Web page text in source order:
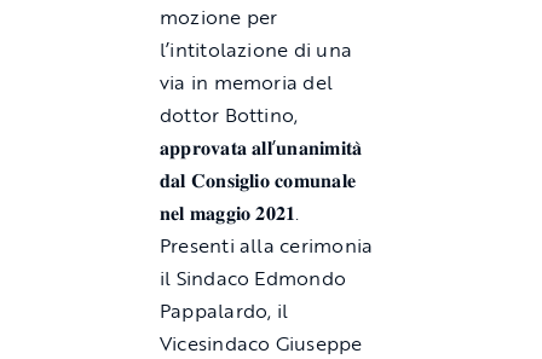
mozione per
l’intitolazione di una
via in memoria del
dottor Bottino,
𝐚𝐩𝐩𝐫𝐨𝐯𝐚𝐭𝐚 𝐚𝐥𝐥’𝐮𝐧𝐚𝐧𝐢𝐦𝐢𝐭𝐚̀
𝐝𝐚𝐥 𝐂𝐨𝐧𝐬𝐢𝐠𝐥𝐢𝐨 𝐜𝐨𝐦𝐮𝐧𝐚𝐥𝐞
𝐧𝐞𝐥 𝐦𝐚𝐠𝐠𝐢𝐨 𝟐𝟎𝟐𝟏.
Presenti alla cerimonia
il Sindaco Edmondo
Pappalardo, il
Vicesindaco Giuseppe